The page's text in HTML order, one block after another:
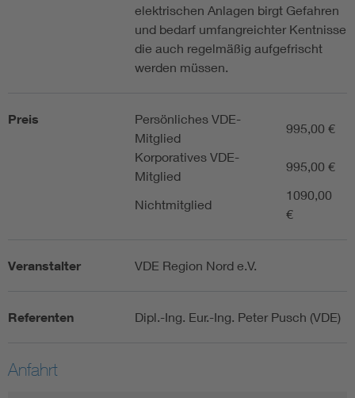
elektrischen Anlagen birgt Gefahren
und bedarf umfangreichter Kentnisse
die auch regelmäßig aufgefrischt
werden müssen.
Preis
Persönliches VDE-
Mitglied
995,00 €
Korporatives VDE-
Mitglied
995,00 €
Nichtmitglied
1090,00
€
Veranstalter VDE Region Nord e.V.
Referenten Dipl.-Ing. Eur.-Ing. Peter Pusch (VDE)
Anfahrt